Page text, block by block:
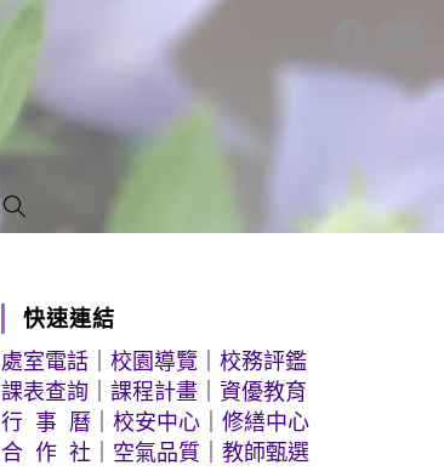
快速連結
處室電話 ｜校園導覽 ｜校務評鑑
課表查詢 ｜課程計畫 ｜資優教育
行 事 曆 ｜校安中心 ｜修繕中心
合 作 社
空氣品質 ｜教師甄選